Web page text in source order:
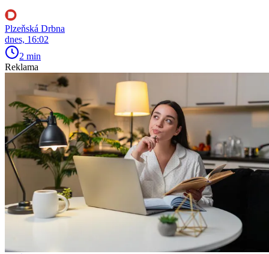
Plzeňská Drbna
dnes, 16:02
2 min
Reklama